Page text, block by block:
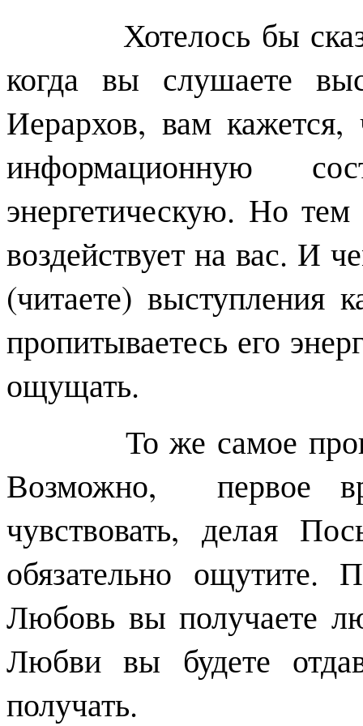
Хотелось бы
когда вы слушаете
Иерархов, вам кажется,
информационную
энергетическую. Но
воздействует на вас. И
(читаете) выступления
пропитываетесь его
ощущать.
То же самое
Возможно, первое
чувствовать, делая
обязательно
Любовь вы получаете
Любви вы будете
получать.